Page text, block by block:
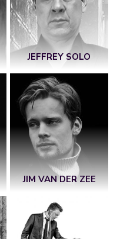
JEFFREY SOLO
JIM VAN DER ZEE